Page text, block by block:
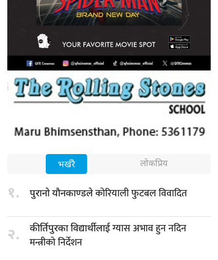
भर्खरै लोकप्रिय
१. पुरानो यौनकाण्डलेकोरियाली फुटबल विवादित
२. कीर्तिपुरका विद्यार्थीलाईग्यास अभाव हुन नदिन
मन्त्रीको निर्देशन